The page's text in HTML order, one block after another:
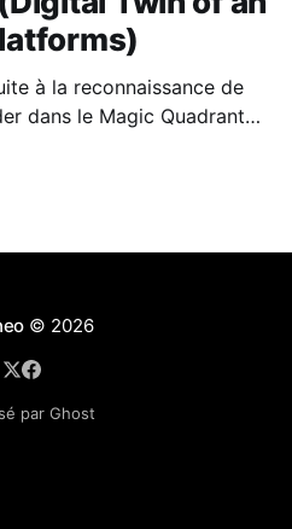
à la reconnaissance de
dans le Magic Quadrant™
(DTO) et
© 2026
par Ghost